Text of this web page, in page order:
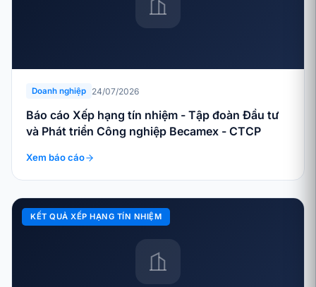
Doanh nghiệp 24/07/2026
Báo cáo Xếp hạng tín nhiệm - Tập đoàn Đầu tư
và Phát triển Công nghiệp Becamex - CTCP
Xem báo cáo
KẾT QUẢ XẾP HẠNG TÍN NHIỆM